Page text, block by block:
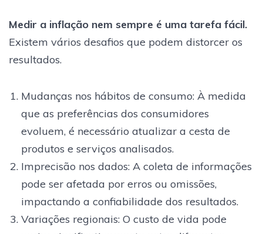
Medir a inflação nem sempre é uma tarefa fácil.
Existem vários desafios que podem distorcer os
resultados.
Mudanças nos hábitos de consumo: À medida
que as preferências dos consumidores
evoluem, é necessário atualizar a cesta de
produtos e serviços analisados.
Imprecisão nos dados: A coleta de informações
pode ser afetada por erros ou omissões,
impactando a confiabilidade dos resultados.
Variações regionais: O custo de vida pode